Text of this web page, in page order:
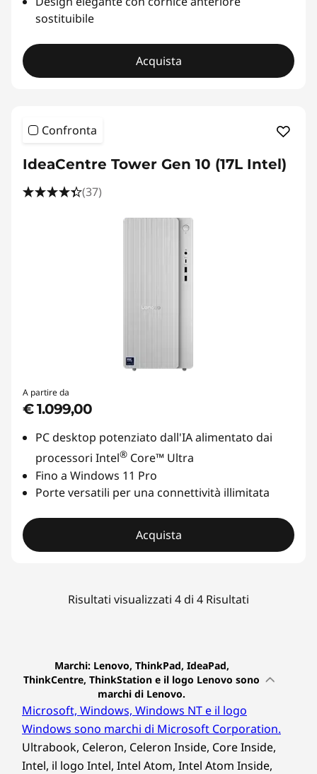
sostituibile
Acquista
Confronta
IdeaCentre Tower Gen 10 (17L Intel)
(37)
A partire da
€ 1.099,00
PC desktop potenziato dall'IA alimentato dai
processori Intel® Core™ Ultra
Fino a Windows 11 Pro
Porte versatili per una connettività illimitata
Acquista
Risultati visualizzati 4 di 4 Risultati
Marchi: Lenovo, ThinkPad, IdeaPad,
ThinkCentre, ThinkStation e il logo Lenovo sono
marchi di Lenovo.
Microsoft, Windows, Windows NT e il logo
Windows sono marchi di Microsoft Corporation.
Ultrabook, Celeron, Celeron Inside, Core Inside,
Intel, il logo Intel, Intel Atom, Intel Atom Inside,